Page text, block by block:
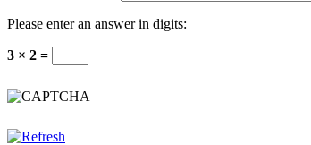
Please enter an answer in digits:
3 × 2 =